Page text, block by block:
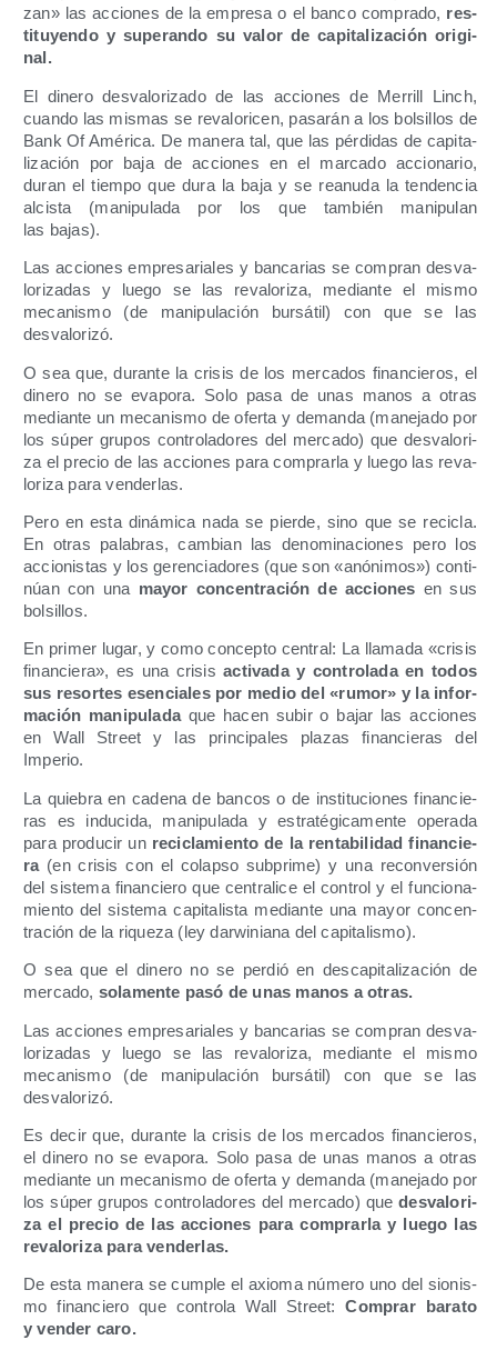
zan» las accio­nes de la empre­sa o el ban­co com­pra­do, res­
ti­tu­yen­do y superan­do su valor de capi­ta­li­za­ción ori­gi­
nal.
El dine­ro des­va­lo­ri­za­do de las accio­nes de Merrill Linch,
cuan­do las mis­mas se reva­lo­ri­cen, pasa­rán a los bol­si­llos de
Bank Of Amé­ri­ca. De mane­ra tal, que las pér­di­das de capi­ta­
li­za­ción por baja de accio­nes en el mar­ca­do accio­na­rio,
duran el tiem­po que dura la baja y se reanu­da la ten­den­cia
alcis­ta (mani­pu­la­da por los que tam­bién mani­pu­lan
las bajas).
Las accio­nes empre­sa­ria­les y ban­ca­rias se com­pran des­va­
lo­ri­za­das y lue­go se las reva­lo­ri­za, median­te el mis­mo
meca­nis­mo (de mani­pu­la­ción bur­sá­til) con que se las
desvalorizó.
O sea que, duran­te la cri­sis de los mer­ca­dos finan­cie­ros, el
dine­ro no se eva­po­ra. Solo pasa de unas manos a otras
median­te un meca­nis­mo de ofer­ta y deman­da (mane­ja­do por
los súper gru­pos con­tro­la­do­res del mer­ca­do) que des­va­lo­ri­
za el pre­cio de las accio­nes para com­prar­la y lue­go las reva­
lo­ri­za para venderlas.
Pero en esta diná­mi­ca nada se pier­de, sino que se reci­cla.
En otras pala­bras, cam­bian las deno­mi­na­cio­nes pero los
accio­nis­tas y los geren­cia­do­res (que son «anó­ni­mos») con­ti­
núan con una mayor con­cen­tra­ción de accio­nes en sus
bolsillos.
En pri­mer lugar, y como con­cep­to cen­tral: La lla­ma­da «cri­sis
finan­cie­ra», es una cri­sisacti­va­da y con­tro­la­da en todos
sus resor­tes esen­cia­les por medio del «rumor» y la infor­
ma­ción mani­pu­la­daque hacen subir o bajar las accio­nes
en Wall Street y las prin­ci­pa­les pla­zas finan­cie­ras del
Imperio.
La quie­bra en cade­na de ban­cos o de ins­ti­tu­cio­nes finan­cie­
ras es indu­ci­da, mani­pu­la­da y estra­té­gi­ca­men­te ope­ra­da
para pro­du­cir un reci­cla­mien­to de la ren­ta­bi­li­dad finan­cie­
ra(en cri­sis con el colap­so sub­pri­me) y una recon­ver­sión
del sis­te­ma finan­cie­ro que cen­tra­li­ce el con­trol y el fun­cio­na­
mien­to del sis­te­ma capi­ta­lis­ta median­te una mayor con­cen­
tra­ción de la rique­za (ley dar­wi­nia­na del capitalismo).
O sea que el dine­ro no se per­dió en des­ca­pi­ta­li­za­ción de
mer­ca­do, sola­men­te pasó de unas manos a otras.
Las accio­nes empre­sa­ria­les y ban­ca­rias se com­pran des­va­
lo­ri­za­das y lue­go se las reva­lo­ri­za, median­te el mis­mo
meca­nis­mo (de mani­pu­la­ción bur­sá­til) con que se las
desvalorizó.
Es decir que, duran­te la cri­sis de los mer­ca­dos finan­cie­ros,
el dine­ro no se eva­po­ra. Solo pasa de unas manos a otras
median­te un meca­nis­mo de ofer­ta y deman­da (mane­ja­do por
los súper gru­pos con­tro­la­do­res del mer­ca­do) quedes­va­lo­ri­
za el pre­cio de las accio­nes para com­prar­la y lue­go las
reva­lo­ri­za para venderlas.
De esta mane­ra se cum­ple el axio­ma núme­ro uno del sio­nis­
mo finan­cie­ro que con­tro­la Wall Street:Com­prar bara­to
y ven­der caro.